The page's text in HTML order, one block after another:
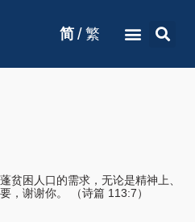
简 / 繁
贫困人口的需求，无论是精神上、
，谢谢你。 （诗篇 113:7）